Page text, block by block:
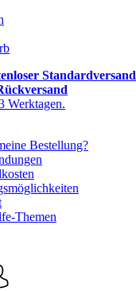
Standardversand
Werktagen.
Bestellung?
Themen